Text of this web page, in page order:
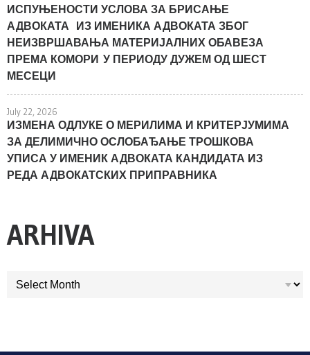
ИСПУЊЕНОСТИ УСЛОВА ЗА БРИСАЊЕ
АДВОКАТА ИЗ ИМЕНИКА АДВОКАТА ЗБОГ
НЕИЗВРШАВАЊА МАТЕРИЈАЛНИХ ОБАВЕЗА
ПРЕМА КОМОРИ У ПЕРИОДУ ДУЖЕМ ОД ШЕСТ
МЕСЕЦИ
July 22, 2026
ИЗМЕНА ОДЛУКЕ О МЕРИЛИМА И КРИТЕРЈУМИМА
ЗА ДЕЛИМИЧНО ОСЛОБАЂАЊЕ ТРОШКОВА
УПИСА У ИМЕНИК АДВОКАТА КАНДИДАТА ИЗ
РЕДА АДВОКАТСКИХ ПРИПРАВНИКА
ARHIVA
ARHIVA